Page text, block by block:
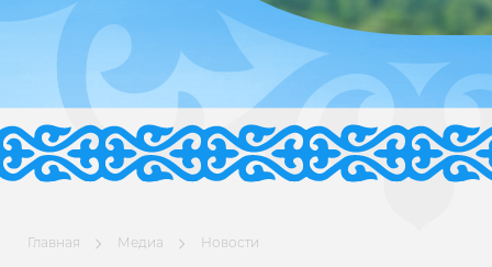
Главная Медиа Новости